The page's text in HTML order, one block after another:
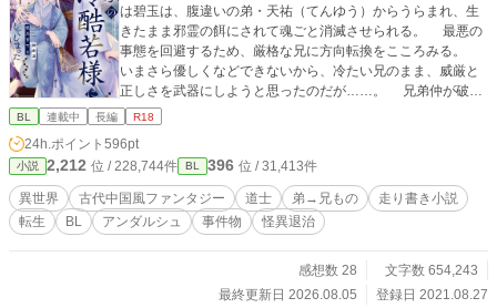
は碧玉は、腹違いの弟・天祐（てんゆう）からうらまれ、生
きたまま邪霊の餌にされて魂ごと消滅させられる。 最悪の
事態を回避するため、厳格な兄に方向転換をこころみる。
いまさら優しくなどできないから、冷たい兄のまま、威厳と
正しさを武器にしようと思ったのだが……。 兄弟仲が破滅
するのを回避すればいいだけなのに、なぜか天祐は碧玉にな
定〜） ※なんちゃって中華風ファンタジー小説です。 ※自分
できづいた時に修正するので、誤字脱字の報告は不要です。
◆2022年5月に、アンダルシュのほうで書籍化しました。
本編５万字＋番外編５万字の、約10万字加筆しておりますの
で、既読の方もお楽しみいただけるかと思います。 ※書籍
子――従兄弟であり、養子になったという設定に変わってい
BL 連載中 長編 R18
24h.ポイント 596pt
小説 2,212 位 / 228,744件 BL 396 位 / 31,413件
異世界 古代中国風ファンタジー 道士 弟→兄もの
走り書き小説
転生
BL アンダルシュ 事件物 怪異退治
感想数 28
文字数 654,243
最終更新日 2026.08.05
登録日 2021.08.27